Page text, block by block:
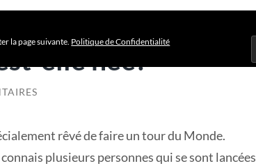
elle née?
rêvé de faire un tour du Monde.
plusieurs personnes qui se sont lancées
la page suivante. Politique de Confidentialité